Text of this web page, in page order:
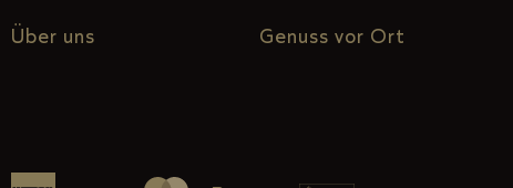
Über uns
Genuss vor Ort